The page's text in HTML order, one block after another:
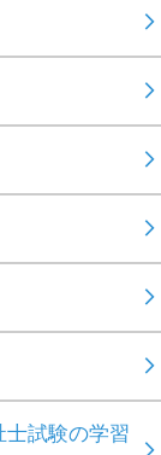
試験の学習